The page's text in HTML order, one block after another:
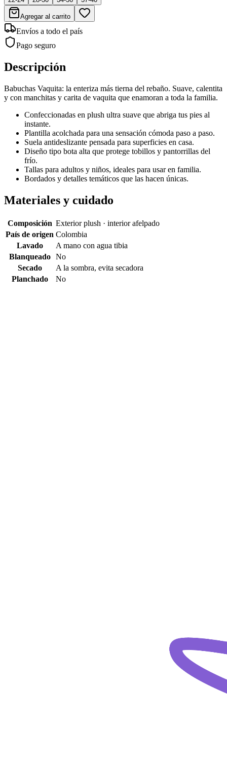
Agregar al carrito
Envíos a todo el país
Pago seguro
Descripción
Babuchas Vaquita: la enteriza más tierna del rebaño. Suave, calentita
y con manchitas y carita de vaquita que enamoran a toda la familia.
Confeccionadas en plush ultra suave que abriga tus pies al
instante.
Plantilla acolchada para una sensación cómoda paso a paso.
Suela antideslizante pensada para superficies en casa.
Diseño tipo bota alta que protege tobillos y pantorrillas del
frío.
Tallas para adultos y niños, ideales para usar en familia.
Bordados y detalles temáticos que las hacen únicas.
Materiales y cuidado
Composición Exterior plush · interior afelpado
País de origen Colombia
Lavado
A mano con agua tibia
Blanqueado
No
Secado
A la sombra, evita secadora
Planchado
No